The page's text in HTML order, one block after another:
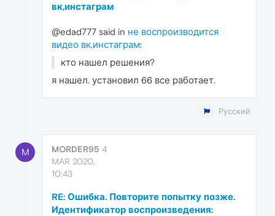
вк,инстаграм
@edad777 said in не воспроизводится
видео вк,инстаграм:
кто нашел решения?
я нашел. установил 66 все работает.
Русский
M MORDER95 4
MAR 2020,
10:43
RE: Ошибка. Повторите попытку позже.
Идентификатор воспроизведения: